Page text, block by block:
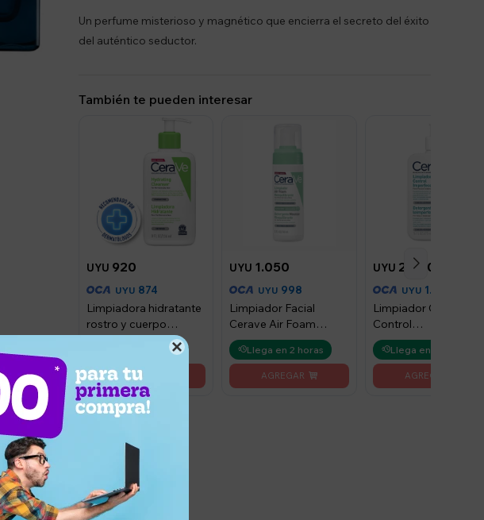

Un perfume misterioso y magnético que encierra el secreto del éxito
del auténtico seductor.
También te pueden interesar
UYU 920
UYU 874
Limpiadora hidratante
rostro y cuerpo
CeraVe 236ml
Llega en 2 horas
UYU 1.050
UYU 998
Limpiador Facial
Cerave Air Foam
Reequilibrante
Llega en 2 horas
UYU 2.000
UYU 1.900
Limpiador CeraVe
Control
Imperfecciones 473
Llega en 2 horas